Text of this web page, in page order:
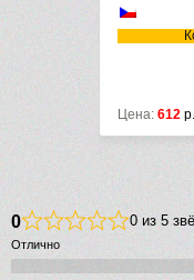
Цена: 612 р.
0 0 из 5
Отлично